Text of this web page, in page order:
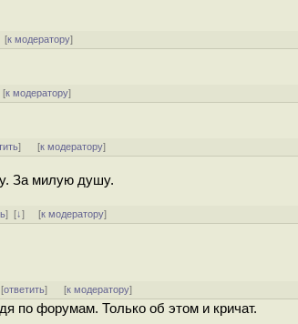
к модератору]
к модератору]
] [к модератору]
За милую душу.
][↓] [к модератору]
ответить] [к модератору]
по форумам. Только об этом и кричат.